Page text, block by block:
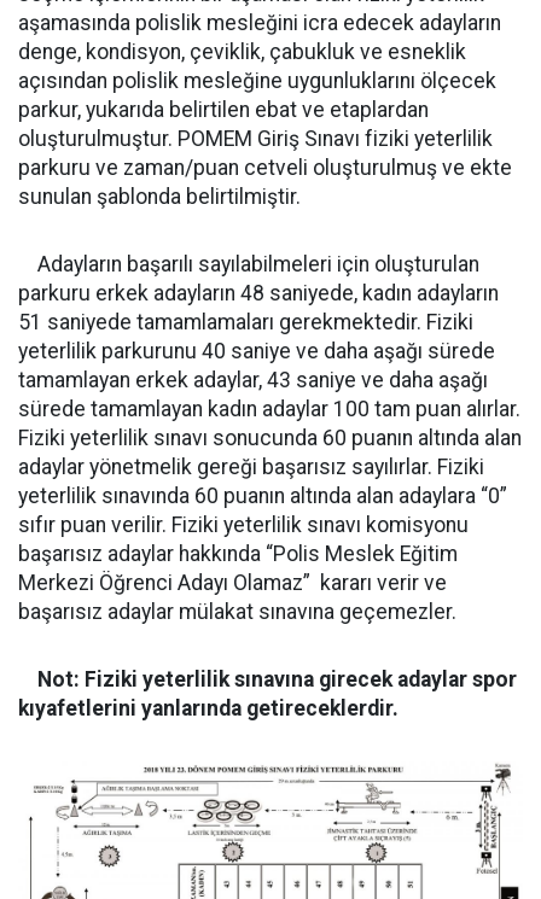
aşamasında polislik mesleğini icra edecek adayların
denge, kondisyon, çeviklik, çabukluk ve esneklik
açısından polislik mesleğine uygunluklarını ölçecek
parkur, yukarıda belirtilen ebat ve etaplardan
oluşturulmuştur. POMEM Giriş Sınavı fiziki yeterlilik
parkuru ve zaman/puan cetveli oluşturulmuş ve ekte
sunulan şablonda belirtilmiştir.
Adayların başarılı sayılabilmeleri için oluşturulan
parkuru erkek adayların 48 saniyede, kadın adayların
51 saniyede tamamlamaları gerekmektedir. Fiziki
yeterlilik parkurunu 40 saniye ve daha aşağı sürede
tamamlayan erkek adaylar, 43 saniye ve daha aşağı
sürede tamamlayan kadın adaylar 100 tam puan alırlar.
Fiziki yeterlilik sınavı sonucunda 60 puanın altında alan
adaylar yönetmelik gereği başarısız sayılırlar. Fiziki
yeterlilik sınavında 60 puanın altında alan adaylara “0”
sıfır puan verilir. Fiziki yeterlilik sınavı komisyonu
başarısız adaylar hakkında “Polis Meslek Eğitim
Merkezi Öğrenci Adayı Olamaz” kararı verir ve
başarısız adaylar mülakat sınavına geçemezler.
Not: Fiziki yeterlilik sınavına girecek adaylar spor
kıyafetlerini yanlarında getireceklerdir.